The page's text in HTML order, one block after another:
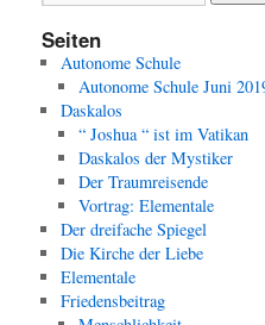
Seiten
Autonome Schule
Autonome Schule Juni
Daskalos
“ Joshua “ ist im Vatikan
Daskalos der Mystiker
Der Traumreisende
Vortrag: Elementale
Der dreifache Spiegel
Die Kirche der Liebe
Elementale
Friedensbeitrag